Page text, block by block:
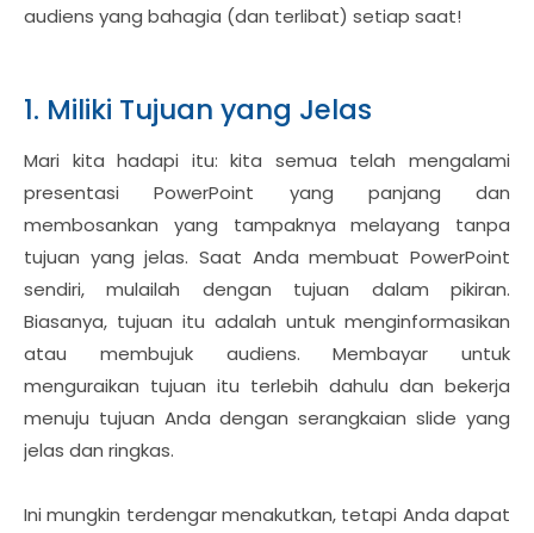
audiens yang bahagia (dan terlibat) setiap saat!
1. Miliki Tujuan yang Jelas
Mari kita hadapi itu: kita semua telah mengalami
presentasi PowerPoint yang panjang dan
membosankan yang tampaknya melayang tanpa
tujuan yang jelas. Saat Anda membuat PowerPoint
sendiri, mulailah dengan tujuan dalam pikiran.
Biasanya, tujuan itu adalah untuk menginformasikan
atau membujuk audiens. Membayar untuk
menguraikan tujuan itu terlebih dahulu dan bekerja
menuju tujuan Anda dengan serangkaian slide yang
jelas dan ringkas.
Ini mungkin terdengar menakutkan, tetapi Anda dapat